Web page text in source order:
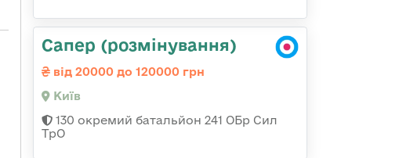
Сапер (розмінування)
від 20000 до 120000 грн
Київ
130 окремий батальйон 241 ОБр Сил
ТрО